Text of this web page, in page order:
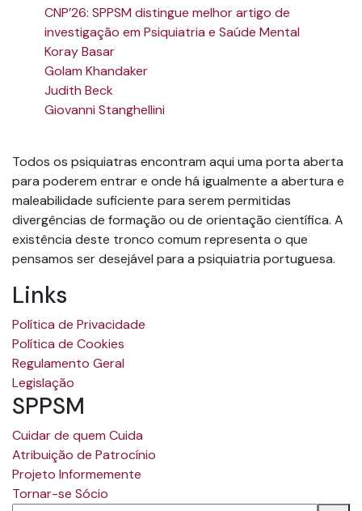
CNP’26: SPPSM distingue melhor artigo de
investigação em Psiquiatria e Saúde Mental
Koray Basar
Golam Khandaker
Judith Beck
Giovanni Stanghellini
Todos os psiquiatras encontram aqui uma porta aberta
para poderem entrar e onde há igualmente a abertura e
maleabilidade suficiente para serem permitidas
divergências de formação ou de orientação científica. A
existência deste tronco comum representa o que
pensamos ser desejável para a psiquiatria portuguesa.
Links
Política de Privacidade
Política de Cookies
Regulamento Geral
Legislação
SPPSM
Cuidar de quem Cuida
Atribuição de Patrocínio
Projeto Informemente
Tornar-se Sócio